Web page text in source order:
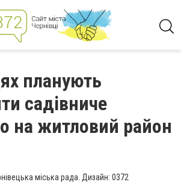
планують
садівниче
на житловий район
міська рада. Дизайн: 0372